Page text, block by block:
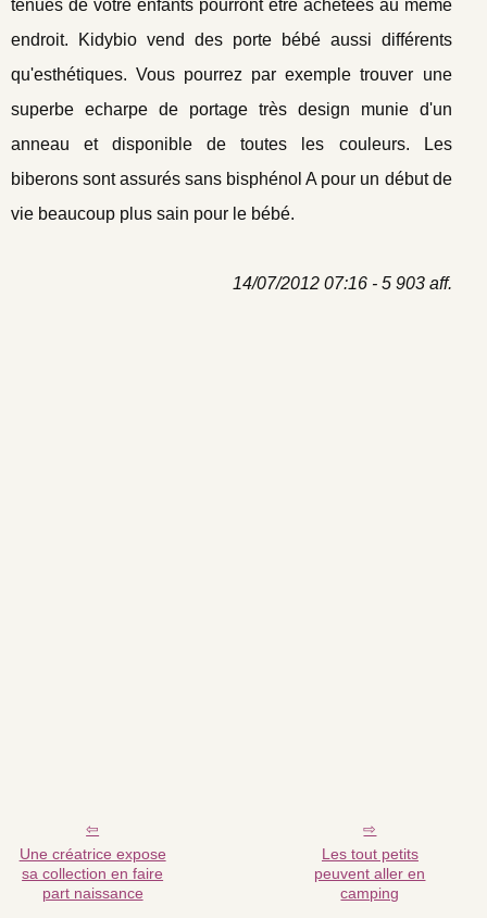
tenues de votre enfants pourront être achetées au même
endroit. Kidybio vend des porte bébé aussi différents
qu'esthétiques. Vous pourrez par exemple trouver une
superbe echarpe de portage très design munie d'un
anneau et disponible de toutes les couleurs. Les
biberons sont assurés sans bisphénol A pour un début de
vie beaucoup plus sain pour le bébé.
14/07/2012 07:16 - 5 903 aff.
Une créatrice expose
sa collection en faire
part naissance
Les tout petits
peuvent aller en
camping